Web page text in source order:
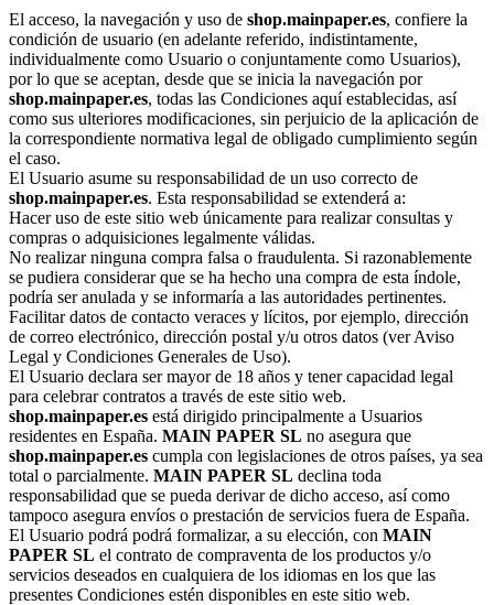
El acceso, la navegación y uso de shop.mainpaper.es, confiere la
condición de usuario (en adelante referido, indistintamente,
individualmente como Usuario o conjuntamente como Usuarios),
por lo que se aceptan, desde que se inicia la navegación por
shop.mainpaper.es, todas las Condiciones aquí establecidas, así
como sus ulteriores modificaciones, sin perjuicio de la aplicación de
la correspondiente normativa legal de obligado cumplimiento según
el caso.
El Usuario asume su responsabilidad de un uso correcto de
shop.mainpaper.es. Esta responsabilidad se extenderá a:
Hacer uso de este sitio web únicamente para realizar consultas y
compras o adquisiciones legalmente válidas.
No realizar ninguna compra falsa o fraudulenta. Si razonablemente
se pudiera considerar que se ha hecho una compra de esta índole,
podría ser anulada y se informaría a las autoridades pertinentes.
Facilitar datos de contacto veraces y lícitos, por ejemplo, dirección
de correo electrónico, dirección postal y/u otros datos (ver Aviso
Legal y Condiciones Generales de Uso).
El Usuario declara ser mayor de 18 años y tener capacidad legal
para celebrar contratos a través de este sitio web.
shop.mainpaper.es está dirigido principalmente a Usuarios
residentes en España. MAIN PAPER SL no asegura que
shop.mainpaper.es cumpla con legislaciones de otros países, ya sea
total o parcialmente. MAIN PAPER SL declina toda
responsabilidad que se pueda derivar de dicho acceso, así como
tampoco asegura envíos o prestación de servicios fuera de España.
El Usuario podrá podrá formalizar, a su elección, con MAIN
PAPER SL el contrato de compraventa de los productos y/o
servicios deseados en cualquiera de los idiomas en los que las
presentes Condiciones estén disponibles en este sitio web.